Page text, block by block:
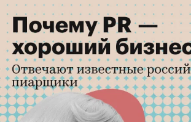
Как стать